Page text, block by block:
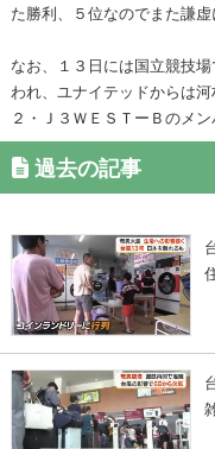
た勝利、５位なのでまた謙
なお、１３日には国立競技
われ、ユナイテッドからは
２・Ｊ３ＷＥＳＴーＢのメ
過去の記事